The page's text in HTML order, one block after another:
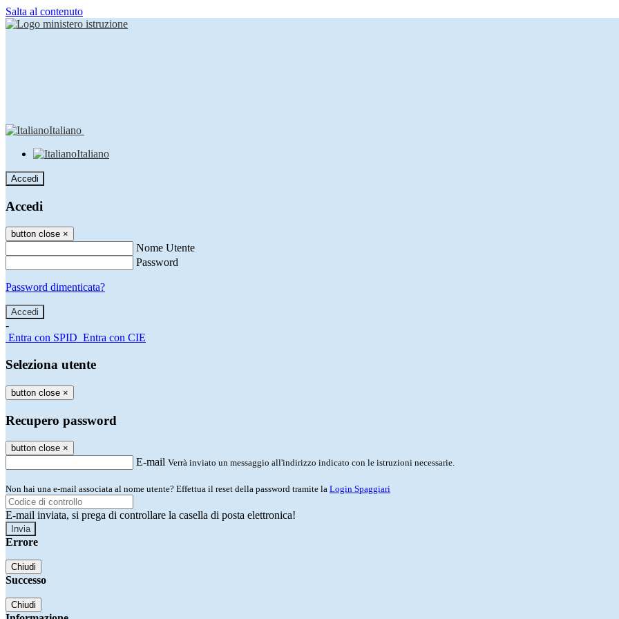
Salta al contenuto
Italiano
Italiano
Accedi
Accedi
button close ×
Nome Utente
Password
Password dimenticata?
-
Entra con SPID Entra con CIE
Seleziona utente
button close ×
Recupero password
button close ×
E-mail Verrà inviato un messaggio all'indirizzo indicato con le istruzioni necessarie.
Non hai una e-mail associata al nome utente? Effettua il reset della password tramite la Login Spaggiari
E-mail inviata, si prega di controllare la casella di posta elettronica!
Errore
Chiudi
Successo
Chiudi